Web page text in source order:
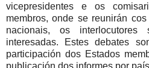
vicepresidentes e os
membros, onde se reunirán
nacionais, os
interesadas. Estes debates
participación dos Estados
publicación dos informes por